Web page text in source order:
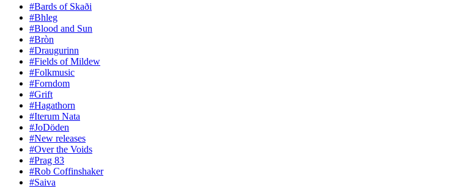
#Bards of Skaði
#Bhleg
#Blood and Sun
#Bròn
#Draugurinn
#Fields of Mildew
#Folkmusic
#Forndom
#Grift
#Hagathorn
#Iterum Nata
#JoDöden
#New releases
#Over the Voids
#Prag 83
#Rob Coffinshaker
#Saiva